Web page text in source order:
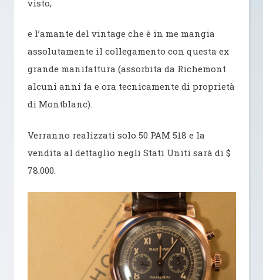
visto,
e l’amante del vintage che è in me mangia
assolutamente il collegamento con questa ex
grande manifattura (assorbita da Richemont
alcuni anni fa e ora tecnicamente di proprietà
di Montblanc).
Verranno realizzati solo 50 PAM 518 e la
vendita al dettaglio negli Stati Uniti sarà di $
78.000.